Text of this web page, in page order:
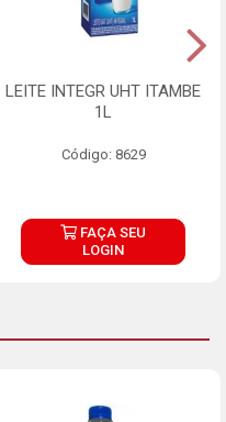
LEITE INTEGR UHT ITAMBE
1L
Código: 8629
FAÇA SEU
LOGIN